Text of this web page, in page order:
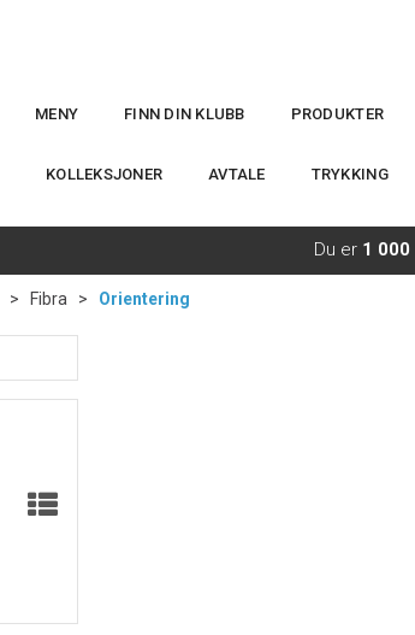
MENY FINN DIN KLUBB PRODUKTER
KOLLEKSJONER AVTALE TRYKKING
Du er 1 000
> Fibra > Orientering